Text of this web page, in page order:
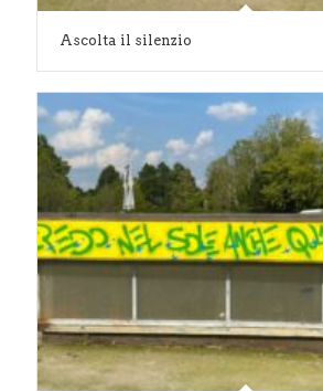
Ascolta il silenzio